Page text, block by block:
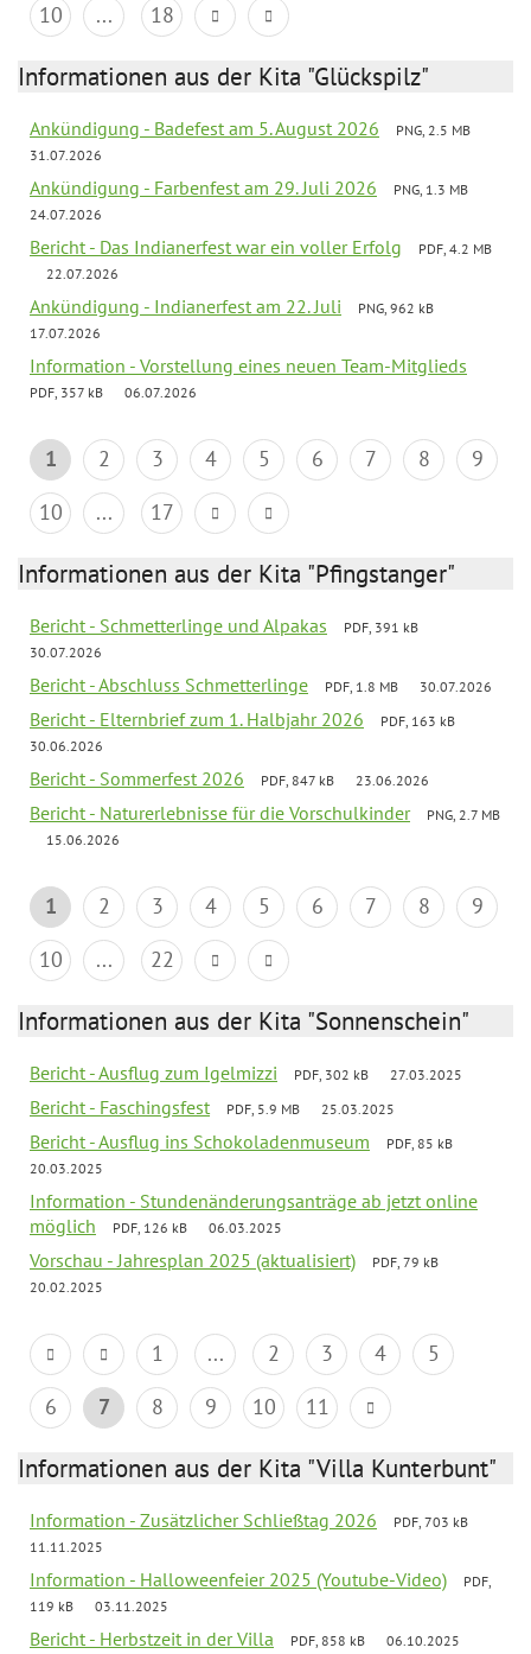
10
... 18
Informationen aus der Kita "Glückspilz"
Ankündigung - Badefest am 5. August 2026
PNG, 2.5 MB
31.07.2026
Ankündigung - Farbenfest am 29. Juli 2026
PNG, 1.3 MB
24.07.2026
Bericht - Das Indianerfest war ein voller Erfolg
PDF, 4.2 MB
22.07.2026
Ankündigung - Indianerfest am 22. Juli
PNG, 962 kB
17.07.2026
Information - Vorstellung eines neuen Team-Mitglieds
PDF, 357 kB 06.07.2026
1 2 3 4 5 6 7 8
9
10
... 17
Informationen aus der Kita "Pfingstanger"
Bericht - Schmetterlinge und Alpakas
PDF, 391 kB
30.07.2026
Bericht - Abschluss Schmetterlinge PDF, 1.8 MB 30.07.2026
Bericht - Elternbrief zum 1. Halbjahr 2026
PDF, 163 kB
30.06.2026
Bericht - Sommerfest 2026 PDF, 847 kB 23.06.2026
Bericht - Naturerlebnisse für die Vorschulkinder
PNG, 2.7 MB
15.06.2026
1 2 3 4 5 6 7 8
9
10
... 22
Informationen aus der Kita "Sonnenschein"
Bericht - Ausflug zum Igelmizzi PDF, 302 kB 27.03.2025
Bericht - Faschingsfest PDF, 5.9 MB 25.03.2025
Bericht - Ausflug ins Schokoladenmuseum
PDF, 85 kB
20.03.2025
Information - Stundenänderungsanträge ab jetzt online
möglich
PDF, 126 kB 06.03.2025
Vorschau - Jahresplan 2025 (aktualisiert)
PDF, 79 kB
20.02.2025
1 ... 2 3 4
5
6
7 8 9 10 11
Informationen aus der Kita "Villa Kunterbunt"
Information - Zusätzlicher Schließtag 2026
PDF, 703 kB
11.11.2025
Information - Halloweenfeier 2025 (Youtube-Video)
PDF,
119 kB
03.11.2025
Bericht - Herbstzeit in der Villa PDF, 858 kB 06.10.2025